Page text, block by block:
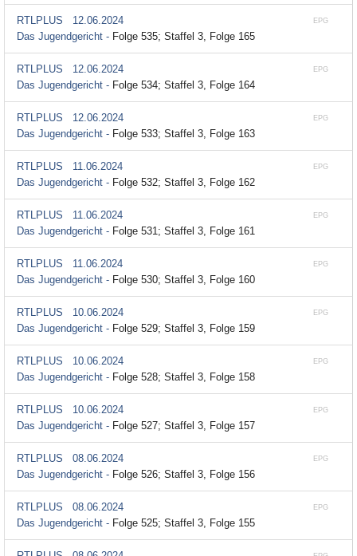
EPG
RTLPLUS
12.06.2024
Das Jugendgericht - Folge 535; Staffel 3, Folge 165
EPG
RTLPLUS
12.06.2024
Das Jugendgericht - Folge 534; Staffel 3, Folge 164
EPG
RTLPLUS
12.06.2024
Das Jugendgericht - Folge 533; Staffel 3, Folge 163
EPG
RTLPLUS
11.06.2024
Das Jugendgericht - Folge 532; Staffel 3, Folge 162
EPG
RTLPLUS
11.06.2024
Das Jugendgericht - Folge 531; Staffel 3, Folge 161
EPG
RTLPLUS
11.06.2024
Das Jugendgericht - Folge 530; Staffel 3, Folge 160
EPG
RTLPLUS
10.06.2024
Das Jugendgericht - Folge 529; Staffel 3, Folge 159
EPG
RTLPLUS
10.06.2024
Das Jugendgericht - Folge 528; Staffel 3, Folge 158
EPG
RTLPLUS
10.06.2024
Das Jugendgericht - Folge 527; Staffel 3, Folge 157
EPG
RTLPLUS
08.06.2024
Das Jugendgericht - Folge 526; Staffel 3, Folge 156
EPG
RTLPLUS
08.06.2024
Das Jugendgericht - Folge 525; Staffel 3, Folge 155